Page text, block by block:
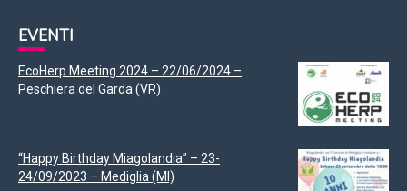
EVENTI
EcoHerp Meeting 2024 – 22/06/2024 –
Peschiera del Garda (VR)
“Happy Birthday Miagolandia” – 23-
24/09/2023 – Mediglia (MI)